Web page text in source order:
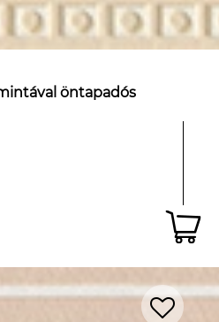
öntapadós